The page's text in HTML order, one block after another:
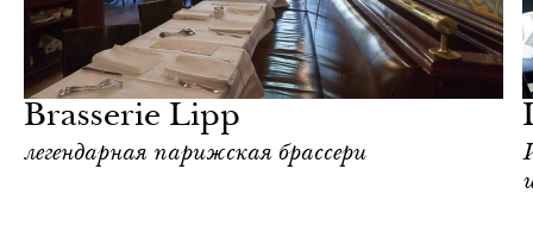
Brasserie Lipp
легендарная парижская брассери